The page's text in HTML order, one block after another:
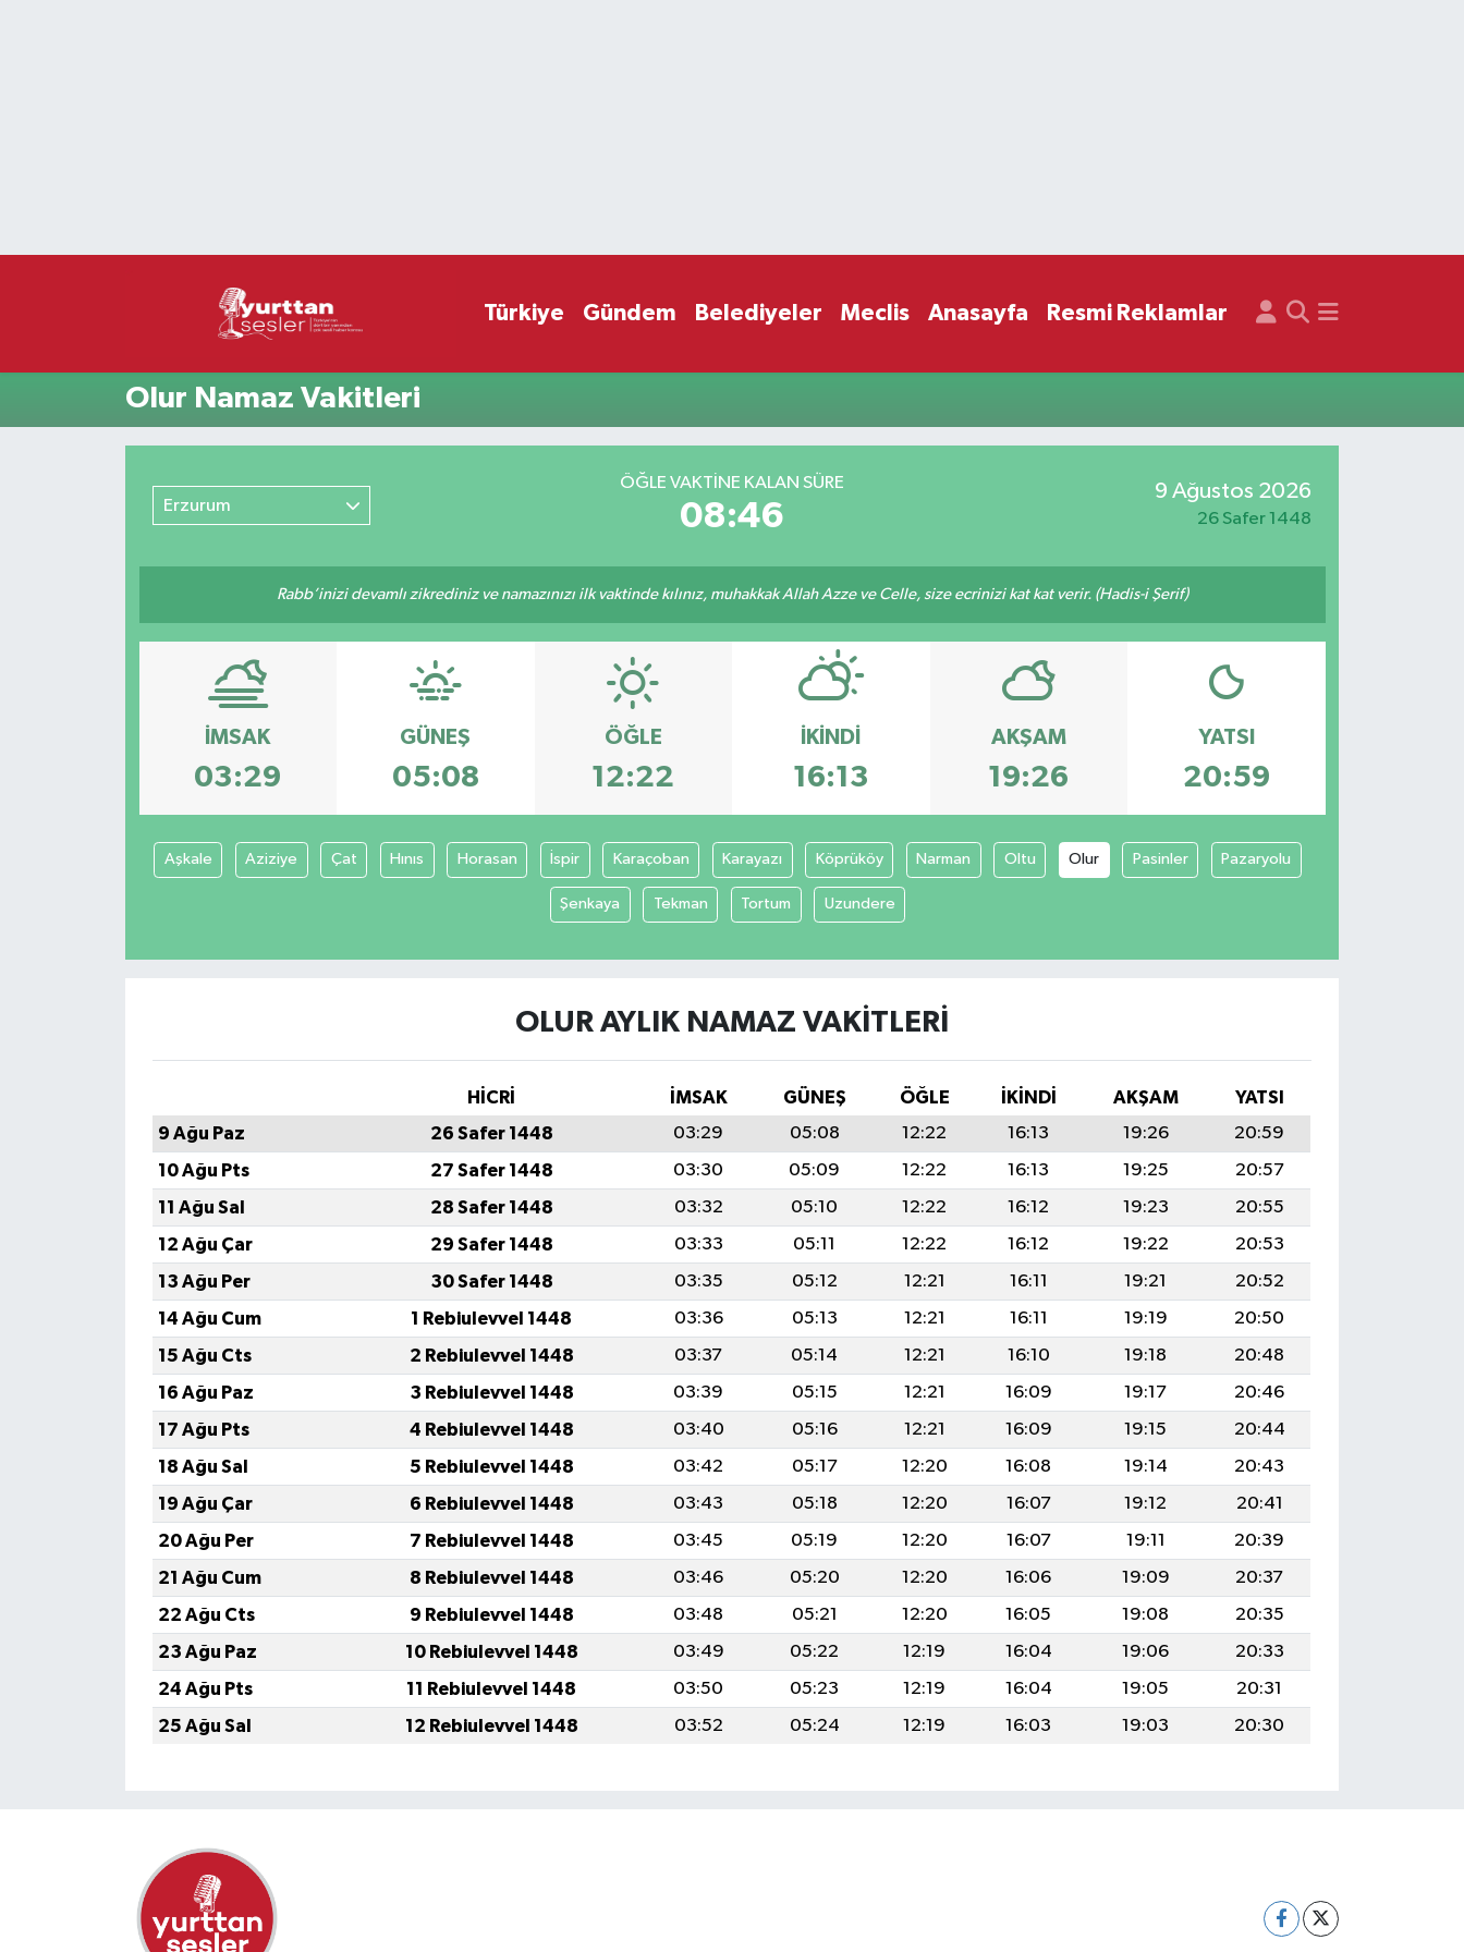
Türkiye Gündem Belediyeler Meclis Anasayfa Resmi Reklamlar
Olur Namaz Vakitleri
Erzurum
ÖĞLE VAKTİNE KALAN SÜRE
08:46
9 Ağustos 2026
26 Safer 1448
Rabb’inizi devamlı zikrediniz ve namazınızı ilk vaktinde kılınız, muhakkak Allah Azze ve Celle, size ecrinizi kat kat verir. (Hadis-i Şerif)
İMSAK
03:29
GÜNEŞ
05:08
ÖĞLE
12:22
İKINDI
16:13
AKŞAM
19:26
YATSI
20:59
Aşkale Aziziye Çat Hınıs Horasan İspir Karaçoban Karayazı Köprüköy Narman Oltu Olur Pasinler Pazaryolu
Şenkaya Tekman Tortum Uzundere
OLUR AYLIK NAMAZ VAKITLERI
HİCRİ İMSAK GÜNEŞ ÖĞLE İKINDI AKŞAM
YATSI
9 Ağu Paz
26 Safer 1448 03:29 05:08 12:22 16:13 19:26
20:59
10 Ağu Pts
27 Safer 1448 03:30 05:09 12:22 16:13 19:25
20:57
11 Ağu Sal
28 Safer 1448 03:32 05:10 12:22 16:12 19:23
20:55
12 Ağu Çar
29 Safer 1448 03:33 05:11 12:22 16:12 19:22
20:53
13 Ağu Per
30 Safer 1448 03:35 05:12 12:21 16:11 19:21
20:52
14 Ağu Cum
1 Rebiulevvel 1448 03:36 05:13 12:21 16:11 19:19
20:50
15 Ağu Cts
2 Rebiulevvel 1448 03:37 05:14 12:21 16:10 19:18
20:48
16 Ağu Paz
3 Rebiulevvel 1448 03:39 05:15 12:21 16:09 19:17
20:46
17 Ağu Pts
4 Rebiulevvel 1448 03:40 05:16 12:21 16:09 19:15
20:44
18 Ağu Sal
5 Rebiulevvel 1448 03:42 05:17 12:20 16:08 19:14
20:43
19 Ağu Çar
6 Rebiulevvel 1448 03:43 05:18 12:20 16:07 19:12
20:41
20 Ağu Per
7 Rebiulevvel 1448 03:45 05:19 12:20 16:07 19:11
20:39
21 Ağu Cum
8 Rebiulevvel 1448 03:46 05:20 12:20 16:06 19:09
20:37
22 Ağu Cts
9 Rebiulevvel 1448 03:48 05:21 12:20 16:05 19:08
20:35
23 Ağu Paz
10 Rebiulevvel 1448 03:49 05:22 12:19 16:04 19:06
20:33
24 Ağu Pts
11 Rebiulevvel 1448 03:50 05:23 12:19 16:04 19:05
20:31
25 Ağu Sal
12 Rebiulevvel 1448 03:52 05:24 12:19 16:03 19:03 20:30
Süper Lig Puan Durumu ve Fikstür